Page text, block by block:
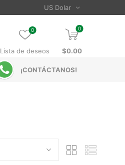
Lista de deseos
0 0
$0.00
¡CONTÁCTANOS!